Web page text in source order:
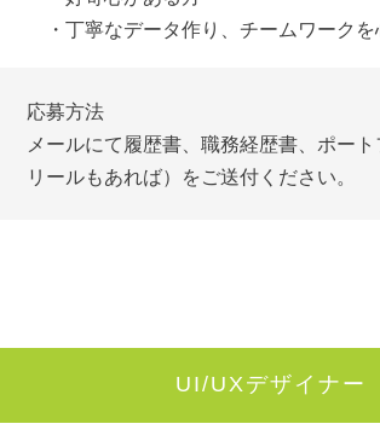
・丁寧なデータ作り、チームワークを
応募方法
メールにて履歴書、職務経歴書、ポー
リールもあれば）をご送付ください。
UI/UXデザイナー